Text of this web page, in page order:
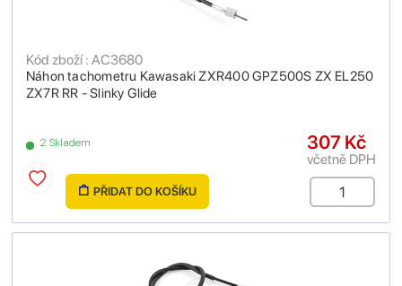
Náhon tachometru Kawasaki ZXR400 GPZ500S ZX EL250
ZX7R RR - Slinky Glide
Kód zboží : AC3680
2 Skladem 307 Kč
včetně DPH
PŘIDAT DO KOŠÍKU